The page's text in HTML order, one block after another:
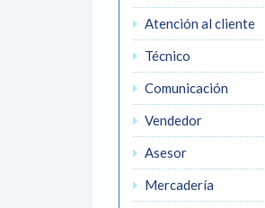
Atención al cliente
Técnico
Comunicación
Vendedor
Asesor
Mercadería